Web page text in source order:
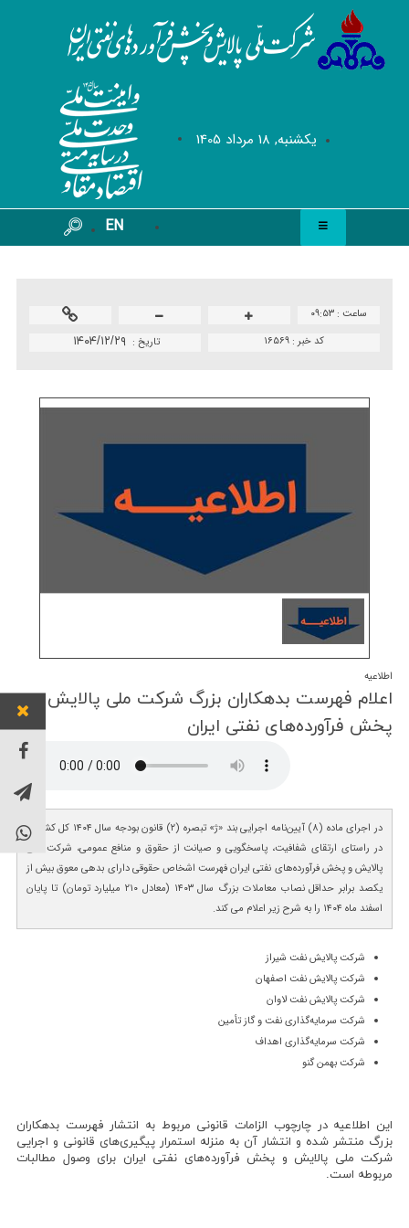
يکشنبه, 18 مرداد 1405
EN
ساعت :۰۹:۵۳
تاريخ : ۱۴۰۴/۱۲/۲۹ کد خبر :۱۶۵۶۹
اطلاعیه
اعلام فهرست بدهكاران بزرگ شركت ملی پالایش و
پخش فرآورده‌های نفتی ایران
در اجرای ماده (۸) آیین‌نامه اجرایی بند «ژ» تبصره (۲) قانون بودجه سال ۱۴۰۴ کل کشور و
در راستای ارتقای شفافیت، پاسخگویی و صیانت از حقوق و منافع عمومی، شرکت ملی
پالایش و پخش فرآورده‌های نفتی ایران فهرست اشخاص حقوقی دارای بدهی معوق بیش از
یکصد برابر حداقل نصاب معاملات بزرگ سال ۱۴۰۳ (معادل ۲۱۰ میلیارد تومان) تا پایان
اسفند ماه ۱۴۰۴ را به شرح زیر اعلام می کند.
شرکت پالایش نفت شیراز
شرکت پالایش نفت اصفهان
شرکت پالایش نفت لاوان
شرکت سرمایه‌گذاری نفت و گاز تأمین
شرکت سرمایه‌گذاری اهداف
شرکت بهمن گنو
این اطلاعیه در چارچوب الزامات قانونی مربوط به انتشار فهرست بدهکاران
بزرگ منتشر شده و انتشار آن به منزله استمرار پیگیری‌های قانونی و اجرایی
شرکت ملی پالایش و پخش فرآورده‌های نفتی ایران برای وصول مطالبات
مربوطه است.